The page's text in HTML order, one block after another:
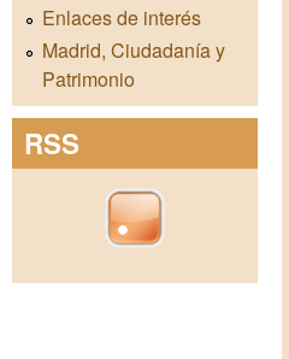
Enlaces de interés
Madrid, Ciudadanía y
Patrimonio
RSS